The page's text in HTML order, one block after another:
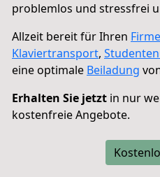
problemlos und stressfrei
Allzeit bereit für Ihren
Klaviertransport,
eine optimale Beiladung
Erhalten Sie jetzt in nur
kostenfreie Angebote.